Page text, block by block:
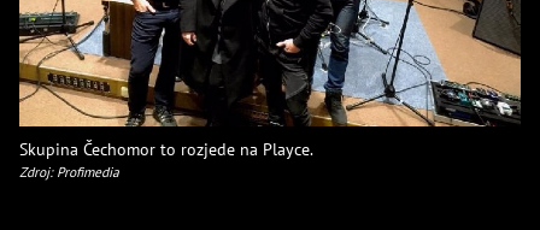
Skupina Čechomor to rozjede na Playce.
Zdroj: Profimedia